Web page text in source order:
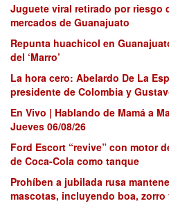
Juguete viral retirado por riesgo
mercados de Guanajuato
Repunta huachicol en
del ‘Marro’
La hora cero: Abelardo De La
presidente de Colombia y
En Vivo | Hablando de Mamá a
Jueves 06/08/26
Ford Escort “revive” con motor
de Coca-Cola como tanque
Prohíben a jubilada rusa
mascotas, incluyendo boa, zorro